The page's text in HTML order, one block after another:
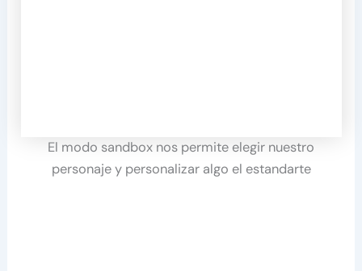
El modo sandbox nos permite elegir nuestro
personaje y personalizar algo el estandarte